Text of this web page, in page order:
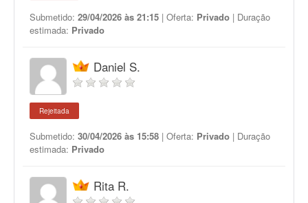
Submetido: 29/04/2026 às 21:15 | Oferta: Privado | Duração
estimada: Privado
Daniel S.
Rejeitada
Submetido: 30/04/2026 às 15:58 | Oferta: Privado | Duração
estimada: Privado
Rita R.